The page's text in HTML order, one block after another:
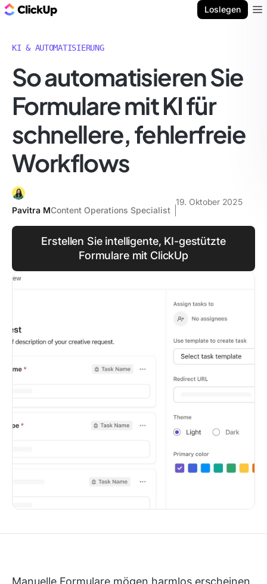
Loslegen
KI & AUTOMATISIERUNG
So automatisieren Sie
Formulare mit KI für
schnellere, fehlerfreie
Workflows
Pavitra MContent Operations Specialist
19. Oktober 2025
Erstellen Sie intelligente, KI-gestützte
Formulare mit ClickUp
Manuelle Formulare mögen harmlos erscheinen,